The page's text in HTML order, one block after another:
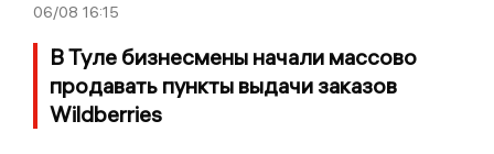
06/08 16:15
В Туле бизнесмены начали массово
продавать пункты выдачи заказов
Wildberries